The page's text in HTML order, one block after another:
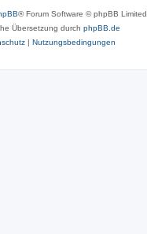
® Forum Software © phpBB Limited
Übersetzung durch phpBB.de
| Nutzungsbedingungen